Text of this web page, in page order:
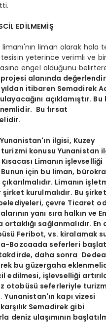
EDİLMEMİŞ
limanı'nın liman olarak hala
yeterince verimli ve
engel olduğunu
projesi alanında
itibaren Semadirek
açıklamıştır.
Bu fırsat
ilgisi, Kuzey
turizmi konusu Yunanistan
Limanın işlevselliği
Bunun için bu liman,
çıkarılmalıdır. Limanın
kurulmalıdır. Bu
çevre Ticaret
yanı sıra halkın ve
sağlanmalıdır. En
Feribot, vs. kiralamak
Bozcaada seferleri
takdirde, daha sonra
bu güzergaha
edilmesi, işlevselliği
otobüsü seferleriyle
.Yunanistan'ın kapı vizesi
Semadirek gibi
deniz ulaşımının